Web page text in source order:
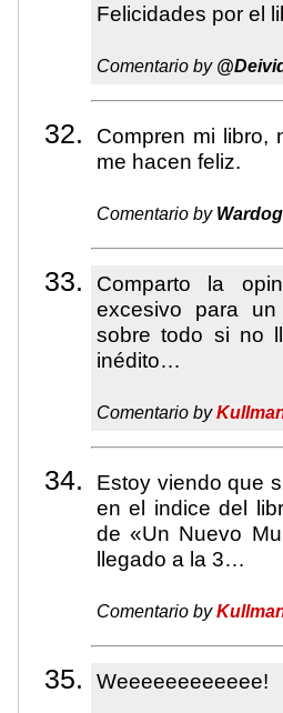
Felicidades por el
Comentario by
Compren mi libro,
me hacen feliz.
Comentario by Wardog
Comparto la
excesivo para
sobre todo si no
inédito…
Comentario by
Estoy viendo que
en el indice del
de «Un Nuevo
llegado a la 3…
Comentario by
Weeeeeeeeeeee!